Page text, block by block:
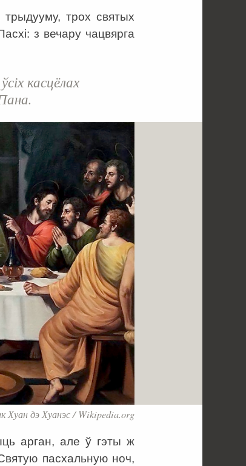
трыдууму, трох святых
з вечару чацвярга
касцёлах
Хуан дэ Хуанэс / Wikipedia.org
арган, але ў гэты ж
пасхальную ноч,